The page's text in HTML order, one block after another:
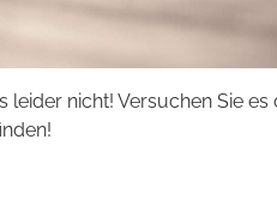
leider nicht! Versuchen Sie